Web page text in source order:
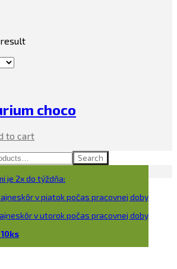
choco
to cart
Search
je 2x do týždňa:
v piatok počas pracovnej doby
v utorok počas pracovnej doby